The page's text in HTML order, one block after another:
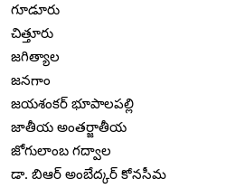
గూడూరు
చిత్తూరు
జగిత్యాల
జనగాం
జయశంకర్ భూపాలపల్లి
జాతీయ అంతర్జాతీయ
జోగులాంబ గద్వాల
డా. బిఆర్ అంబేద్కర్ కోనసీమ